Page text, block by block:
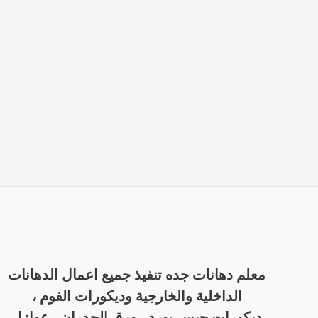
معلم دهانات جده تنفيذ جميع اعمال الدهانات
الداخلية والخارجية وديكورات الفوم ،